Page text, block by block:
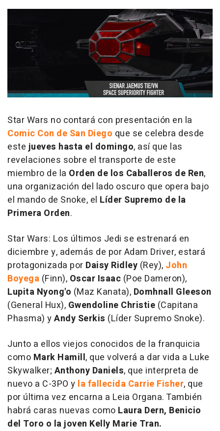
Star Wars no contará con presentación en la
Comic Con de San Diego que se celebra desde
estejueves hasta el domingo, así que las
revelaciones sobre el transporte de este
miembro de la Orden de los Caballeros de Ren,
una organización del lado oscuro que opera bajo
el mando de Snoke, el Líder Supremo de la
Primera Orden.
Star Wars: Los últimos Jedi se estrenará en
diciembre y, además de por Adam Driver, estará
protagonizada por Daisy Ridley (Rey), John
Boyega (Finn), Oscar Isaac (Poe Dameron),
Lupita Nyong'o (Maz Kanata), Domhnall Gleeson
(General Hux), Gwendoline Christie (Capitana
Phasma) yAndy Serkis (Líder Supremo Snoke).
Junto a ellos viejos conocidos de la franquicia
como Mark Hamill, que volverá a dar vida a Luke
Skywalker; Anthony Daniels, que interpreta de
nuevo a C-3PO y la fallecida Carrie Fisher, que
por última vez encarna a Leia Organa. También
habrá caras nuevas como Laura Dern, Benicio
del Toro o la joven Kelly Marie Tran.